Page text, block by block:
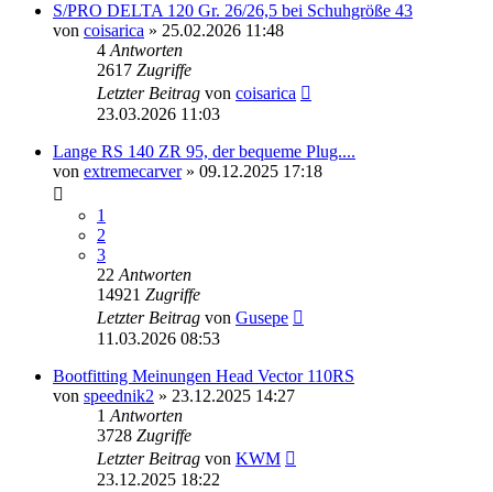
S/PRO DELTA 120 Gr. 26/26,5 bei Schuhgröße 43
von coisarica » 25.02.2026 11:48
4 Antworten
2617 Zugriffe
Letzter Beitrag von coisarica
23.03.2026 11:03
Lange RS 140 ZR 95, der bequeme Plug....
von extremecarver» 09.12.2025 17:18
1
2
3
22 Antworten
14921 Zugriffe
Letzter Beitrag von Gusepe
11.03.2026 08:53
Bootfitting Meinungen Head Vector 110RS
von speednik2 » 23.12.2025 14:27
1 Antworten
3728 Zugriffe
Letzter Beitrag von KWM
23.12.2025 18:22